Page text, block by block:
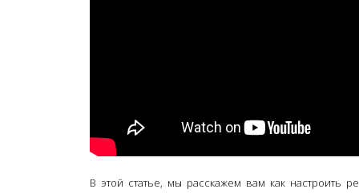
В этой статье, мы расскажем вам как настроить